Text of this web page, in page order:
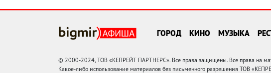
ГОРОД КИНО МУЗЫКА
© 2000-2024, ТОВ «КЕПРЕЙТ ПАРТНЕРС». Все права защищены. Все права на
Какое-либо использование материалов без письменного разрешения ТОВ